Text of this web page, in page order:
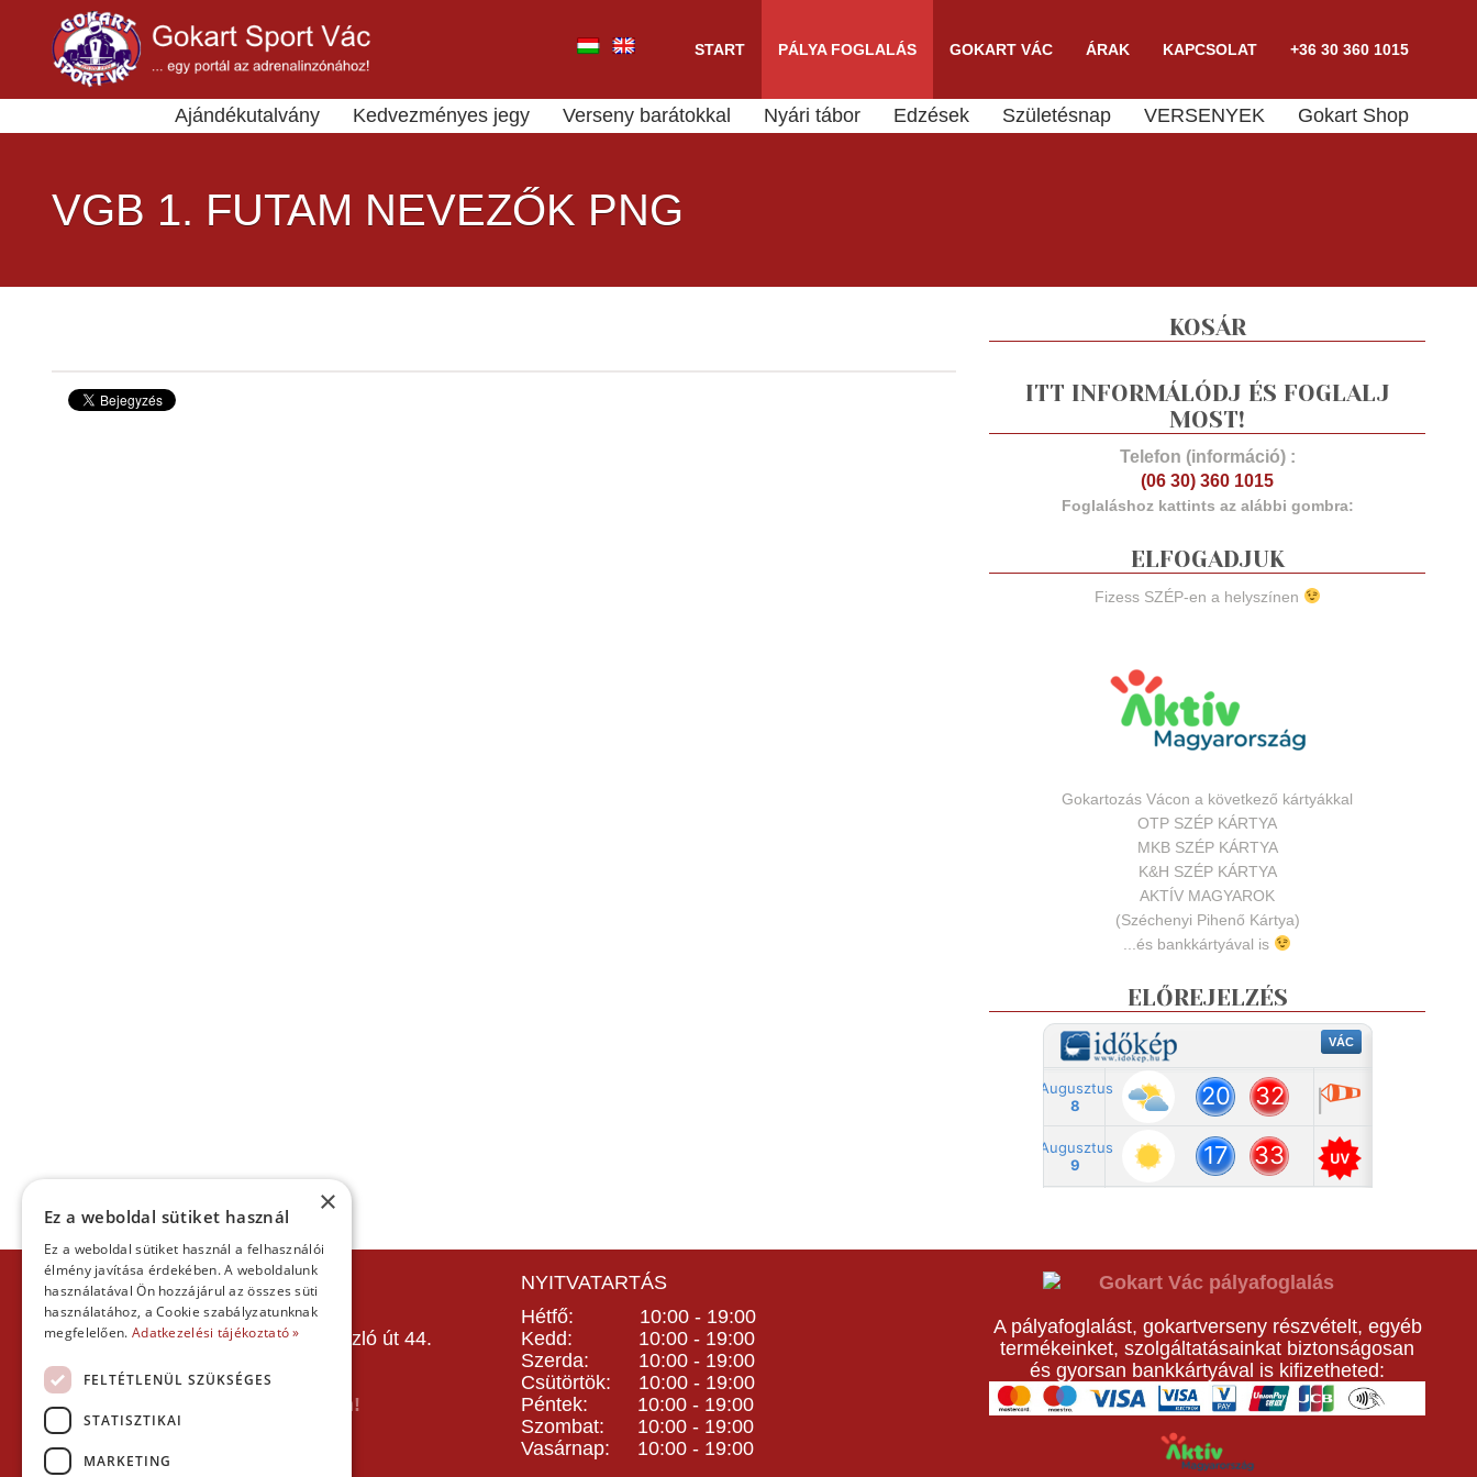
START PÁLYA FOGLALÁS GOKART VÁC ÁRAK KAPCSOLAT +36 30 360 1015
Ajándékutalvány Kedvezményes jegy Verseny barátokkal Nyári tábor Edzések Születésnap VERSENYEK Gokart Shop
VGB 1. FUTAM NEVEZŐK PNG
KOSÁR
ITT INFORMÁLÓDJ ÉS FOGLALJ
MOST!
Telefon (információ) :
(06 30) 360 1015
Foglaláshoz kattints az alábbi gombra:
ELFOGADJUK
Fizess SZÉP-en a helyszínen
Gokartozás Vácon a következő kártyákkal
OTP SZÉP KÁRTYA
MKB SZÉP KÁRTYA
K&H SZÉP KÁRTYA
AKTÍV MAGYAROK
(Széchenyi Pihenő Kártya)
...és bankkártyával is
ELŐREJELZÉS
KAPCSOLAT
Gokart Sport Vác
Gokartpálya: 2600 Vác, Szent László út 44.
Telefon:
E-mail: info(kukac)gokartvac.hu
Írj nekem itt a kapcsolat űrlapon!
Térkép:
NYITVATARTÁS
Hétfő: 10:00 - 19:00
Kedd: 10:00 - 19:00
Szerda: 10:00 - 19:00
Csütörtök: 10:00 - 19:00
Péntek: 10:00 - 19:00
Szombat: 10:00 - 19:00
Vasárnap: 10:00 - 19:00
A pályafoglalást, gokartverseny részvételt, egyéb
termékeinket, szolgáltatásainkat biztonságosan
és gyorsan bankkártyával is kifizetheted:
×
Ez a weboldal sütiket használ
Ez a weboldal sütiket használ a felhasználói
élmény javítása érdekében. A weboldalunk
használatával Ön hozzájárul az összes süti
használatához, a Cookie szabályzatunknak
megfelelően. Adatkezelési tájékoztató »
FELTÉTLENÜL SZÜKSÉGES
STATISZTIKAI
MARKETING